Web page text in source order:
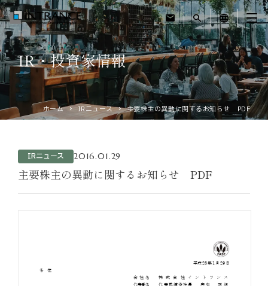
mail search language
トップ
企業情報
運営ホテル
IR・投資家情報
ホーム IRニュース 主要株主の異動に関するお知らせ PDF
IRニュース 2016.01.29
主要株主の異動に関するお知らせ PDF